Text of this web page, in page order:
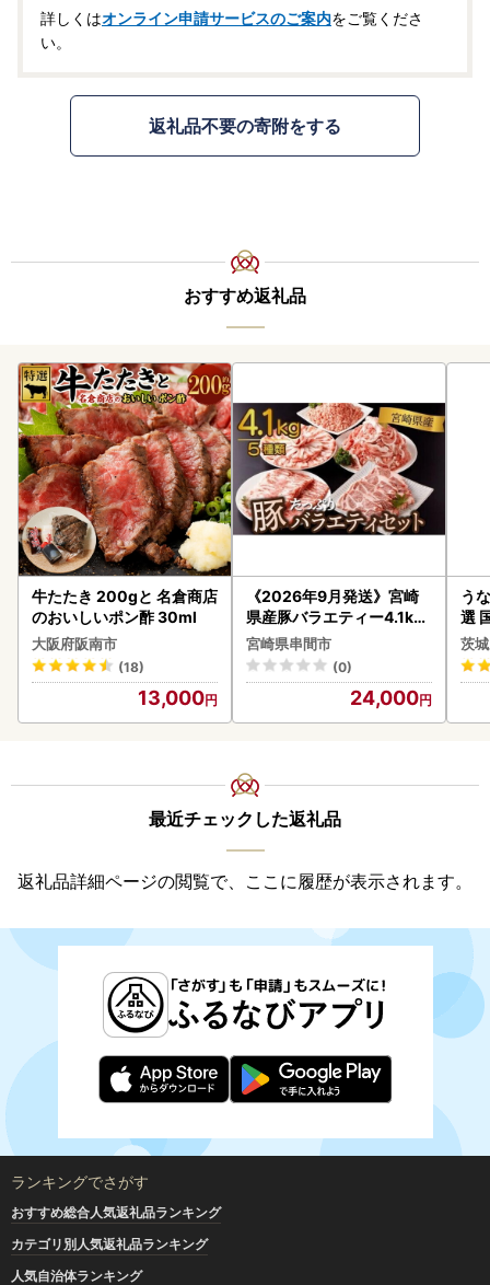
詳しくはオンライン申請サービスのご案内をご覧くださ
い。
返礼品不要の寄附をする
おすすめ返礼品
牛たたき 200gと 名倉商店
のおいしいポン酢 30ml
大阪府阪南市
(18)
13,000
《2026年9月発送》宮崎
県産豚バラエティー4.1kg
セット_K033-057-2609
宮崎県串間市
(0)
24,000
う
選
付
あ
人
茨
最近チェックした返礼品
返礼品詳細ページの閲覧で、ここに履歴が表示されます。
ランキングでさがす
おすすめ総合人気返礼品ランキング
カテゴリ別人気返礼品ランキング
人気自治体ランキング